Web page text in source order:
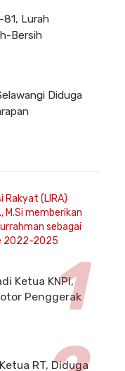
81, Lurah
Bersih
Diduga
Ketua KNPI,
Penggerak
RT, Diduga